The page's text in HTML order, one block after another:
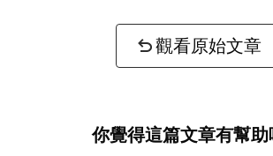
觀看原始文章
你覺得這篇文章有幫助